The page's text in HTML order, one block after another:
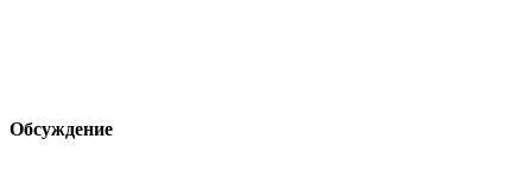
Обсуждение